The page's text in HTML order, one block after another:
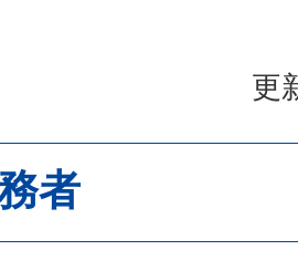
更
者